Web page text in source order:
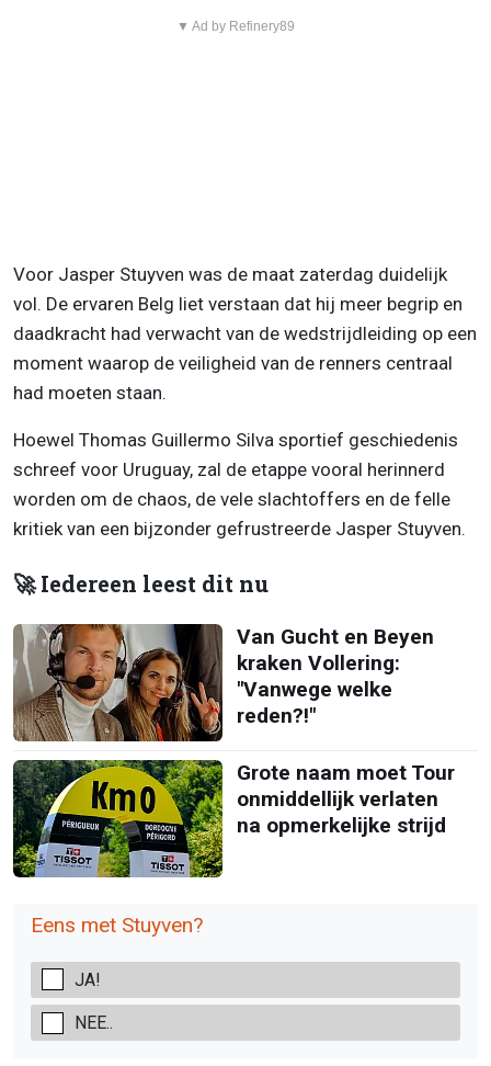
▼ Ad by Refinery89
Voor Jasper Stuyven was de maat zaterdag duidelijk
vol. De ervaren Belg liet verstaan dat hij meer begrip en
daadkracht had verwacht van de wedstrijdleiding op een
moment waarop de veiligheid van de renners centraal
had moeten staan.
Hoewel Thomas Guillermo Silva sportief geschiedenis
schreef voor Uruguay, zal de etappe vooral herinnerd
worden om de chaos, de vele slachtoffers en de felle
kritiek van een bijzonder gefrustreerde Jasper Stuyven.
🚀 Iedereen leest dit nu
Van Gucht en Beyen
kraken Vollering:
"Vanwege welke
reden?!"
Grote naam moet Tour
onmiddellijk verlaten
na opmerkelijke strijd
Eens met Stuyven?
JA!
NEE..